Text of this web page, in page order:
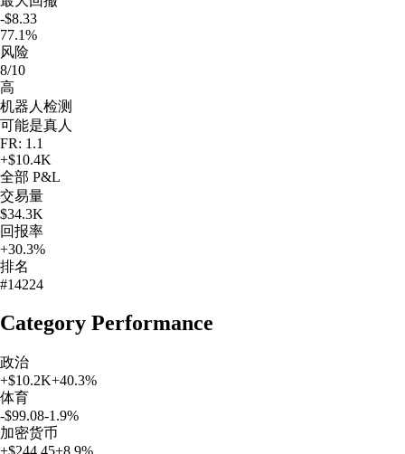
-$8.33
77.1%
风险
8/10
高
机器人检测
可能是真人
FR: 1.1
+$10.4K
全部 P&L
交易量
$34.3K
回报率
+30.3%
排名
#14224
Category Performance
政治
+$10.2K+40.3%
体育
-$99.08-1.9%
加密货币